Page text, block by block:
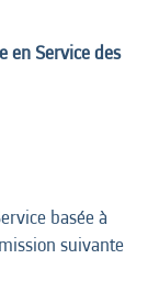
en Service des
basée à
suivante